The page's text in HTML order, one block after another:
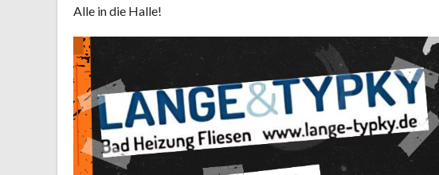
Alle in die Halle!